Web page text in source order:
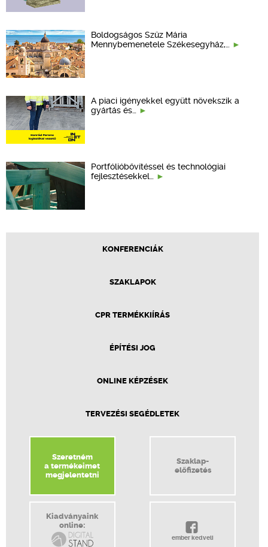
Boldogságos Szűz Mária
Mennybemenetele Székesegyház,…
A piaci igényekkel együtt növekszik a
gyártás és…
Portfólióbővítéssel és technológiai
fejlesztésekkel…
KONFERENCIÁK
SZAKLAPOK
CPR TERMÉKKIÍRÁS
ÉPÍTÉSI JOG
ONLINE KÉPZÉSEK
TERVEZÉSI SEGÉDLETEK
Szeretném
a termékeimet
megjelentetni
Szaklap-
előfizetés
Kiadványaink
online:
ember kedveli